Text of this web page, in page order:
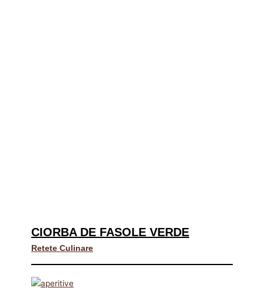
CIORBA DE FASOLE VERDE
Retete Culinare